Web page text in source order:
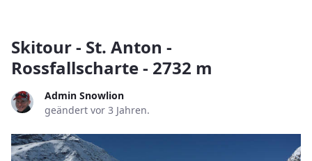
Skitour - St. Anton -
Rossfallscharte - 2732 m
Admin Snowlion
geändert vor 3 Jahren.